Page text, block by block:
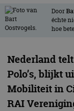
Door
échte
hoe
Nederland
Polo’s, blijkt
Mobiliteit in
RAI